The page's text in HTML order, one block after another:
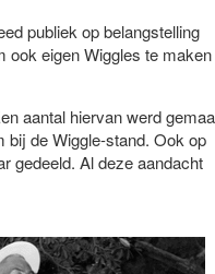
publiek op belangstelling
ook eigen Wiggles te
aantal hiervan werd
de Wiggle-stand. Ook op
gedeeld. Al deze aandacht